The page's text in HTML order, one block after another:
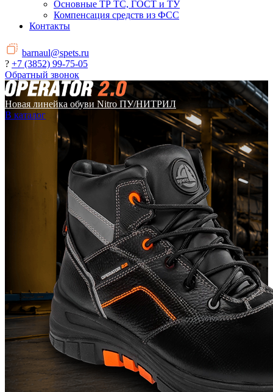
Основные ТР ТС, ГОСТ и ТУ
Компенсация средств из ФСС
Контакты
barnaul@spets.ru
? +7 (3852) 99-75-05
Обратный звонок
Новая линейка обуви Nitro ПУ/НИТРИЛ
В каталог